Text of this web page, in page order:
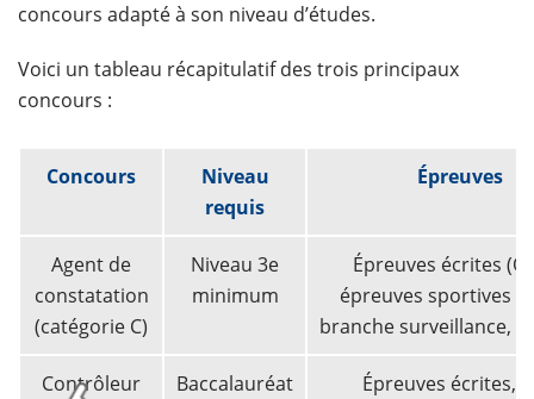
concours adapté à son niveau d’études.
Voici un tableau récapitulatif des trois principaux
concours :​
Concours
Niveau
requis
Épreuves
Agent de
constatation
(catégorie C)
Niveau 3e
minimum
Épreuves écrites
épreuves sportives
branche surveillance,
Contrôleur
Baccalauréat
Épreuves écrites,